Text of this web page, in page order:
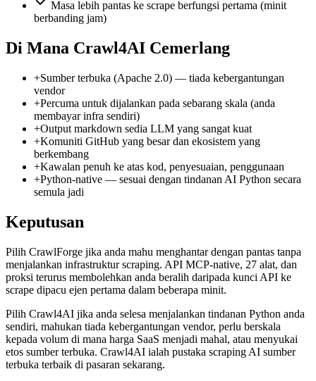
Masa lebih pantas ke scrape berfungsi pertama (minit
berbanding jam)
Di Mana Crawl4AI Cemerlang
+Sumber terbuka (Apache 2.0) — tiada kebergantungan
vendor
+Percuma untuk dijalankan pada sebarang skala (anda
membayar infra sendiri)
+Output markdown sedia LLM yang sangat kuat
+Komuniti GitHub yang besar dan ekosistem yang
berkembang
+Kawalan penuh ke atas kod, penyesuaian, penggunaan
+Python-native — sesuai dengan tindanan AI Python secara
semula jadi
Keputusan
Pilih CrawlForge jika anda mahu menghantar dengan pantas tanpa
menjalankan infrastruktur scraping. API MCP-native, 27 alat, dan
proksi terurus membolehkan anda beralih daripada kunci API ke
scrape dipacu ejen pertama dalam beberapa minit.
Pilih Crawl4AI jika anda selesa menjalankan tindanan Python anda
sendiri, mahukan tiada kebergantungan vendor, perlu berskala
kepada volum di mana harga SaaS menjadi mahal, atau menyukai
etos sumber terbuka. Crawl4AI ialah pustaka scraping AI sumber
terbuka terbaik di pasaran sekarang.